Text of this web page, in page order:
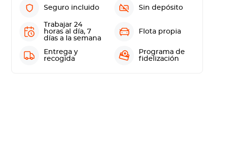
Seguro incluido Sin depósito
Trabajar 24
horas al día, 7
días a la semana
Flota propia
Entrega y
recogida
Programa de
fidelización